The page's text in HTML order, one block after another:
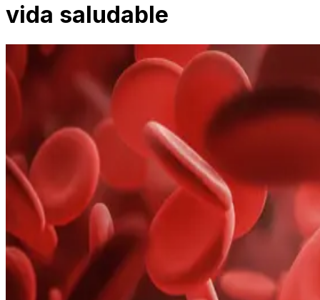
vida saludable